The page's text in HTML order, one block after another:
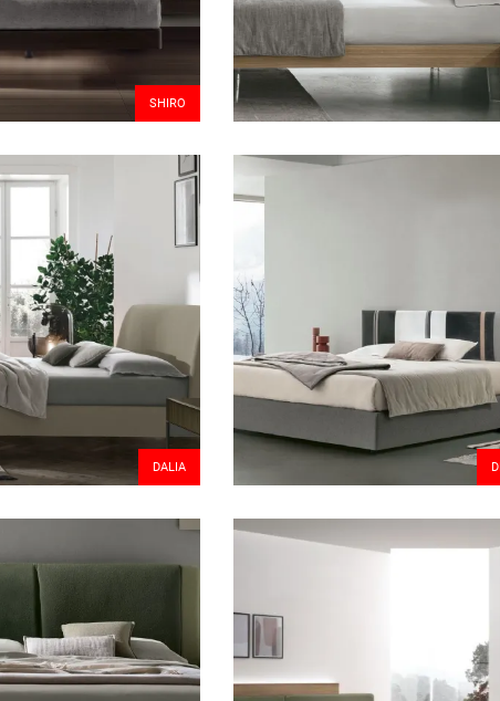
SHIRO
DALIA